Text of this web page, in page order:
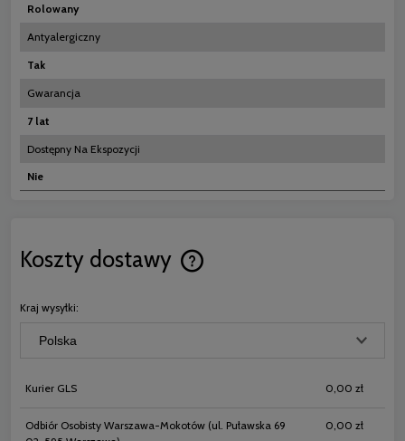
Rolowany
Antyalergiczny
Tak
Gwarancja
7 lat
Dostępny Na Ekspozycji
Nie
Koszty dostawy
Cena nie zawiera ewentualnych
Kraj wysyłki:
Kurier GLS 0,00 zł
Odbiór Osobisty Warszawa-Mokotów (ul. Puławska 69
0,00 zł